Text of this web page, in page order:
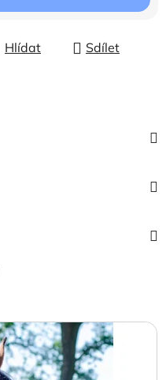
Hlídat Sdílet